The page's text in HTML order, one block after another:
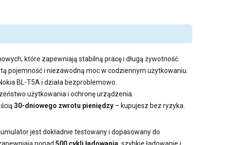
które zapewniają stabilną pracę i długą żywotność.
pojemność i niezawodną moc w codziennym użytkowaniu.
BL-T5A i działa bezproblemowo.
użytkowania i ochronę urządzenia.
30-dniowego zwrotu pieniędzy – kupujesz bez ryzyka.
jest dokładnie testowany i dopasowany do